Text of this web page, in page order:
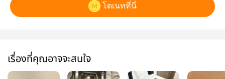
โดเนทที่นี่
เรื่องที่คุณอาจจะสนใจ